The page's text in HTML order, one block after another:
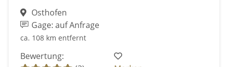
Osthofen
Gage: auf Anfrage
ca. 108 km entfernt
Bewertung: